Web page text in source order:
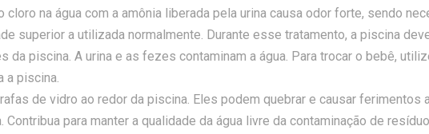
cloro na água com a amônia liberada pela urina causa odor forte, sendo
superior a utilizada normalmente. Durante esse tratamento, a piscina
da piscina. A urina e as fezes contaminam a água. Para trocar o bebê,
a piscina.
de vidro ao redor da piscina. Eles podem quebrar e causar ferimentos
Contribua para manter a qualidade da água livre da contaminação de